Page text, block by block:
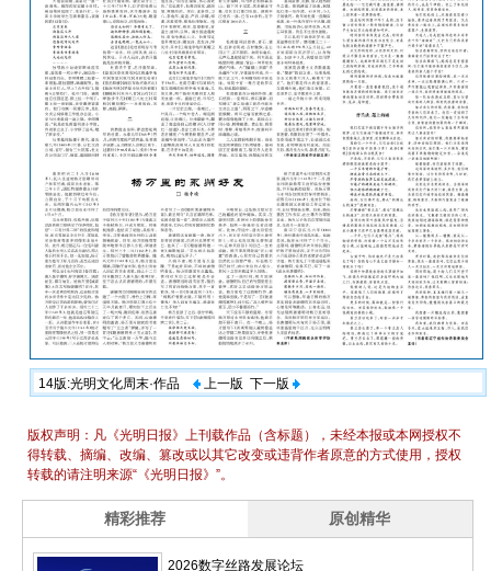
14版:光明文化周末·作品 上一版 下一版